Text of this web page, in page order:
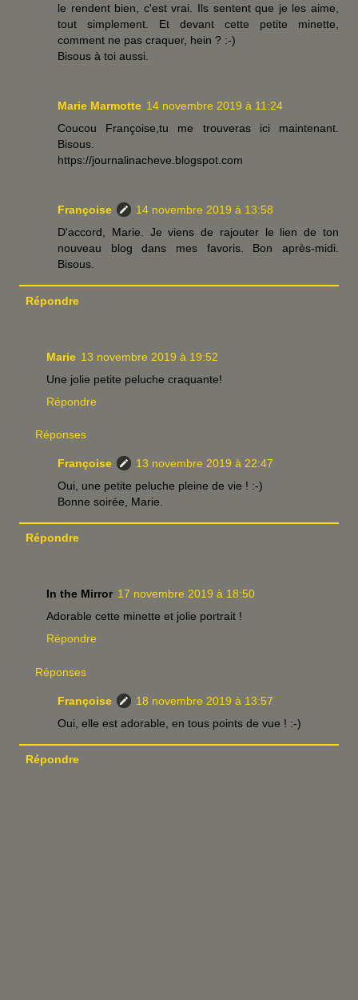
le rendent bien, c'est vrai. Ils sentent que je les aime,
tout simplement. Et devant cette petite minette,
comment ne pas craquer, hein ? :-)
Bisous à toi aussi.
Marie Marmotte 14 novembre 2019 à 11:24
Coucou Françoise,tu me trouveras ici maintenant.
Bisous.
https://journalinacheve.blogspot.com
Françoise
14 novembre 2019 à 13:58
D'accord, Marie. Je viens de rajouter le lien de ton
nouveau blog dans mes favoris. Bon après-midi.
Bisous.
Répondre
Marie 13 novembre 2019 à 19:52
Une jolie petite peluche craquante!
Répondre
Réponses
Françoise
13 novembre 2019 à 22:47
Oui, une petite peluche pleine de vie ! :-)
Bonne soirée, Marie.
Répondre
In the Mirror 17 novembre 2019 à 18:50
Adorable cette minette et jolie portrait !
Répondre
Réponses
Françoise
18 novembre 2019 à 13:57
Oui, elle est adorable, en tous points de vue ! :-)
Répondre